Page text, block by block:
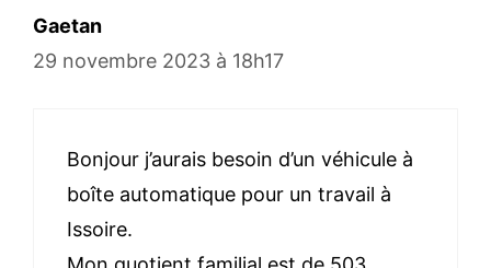
Gaetan
29 novembre 2023 à 18h17
Bonjour j’aurais besoin d’un véhicule à
boîte automatique pour un travail à
Issoire.